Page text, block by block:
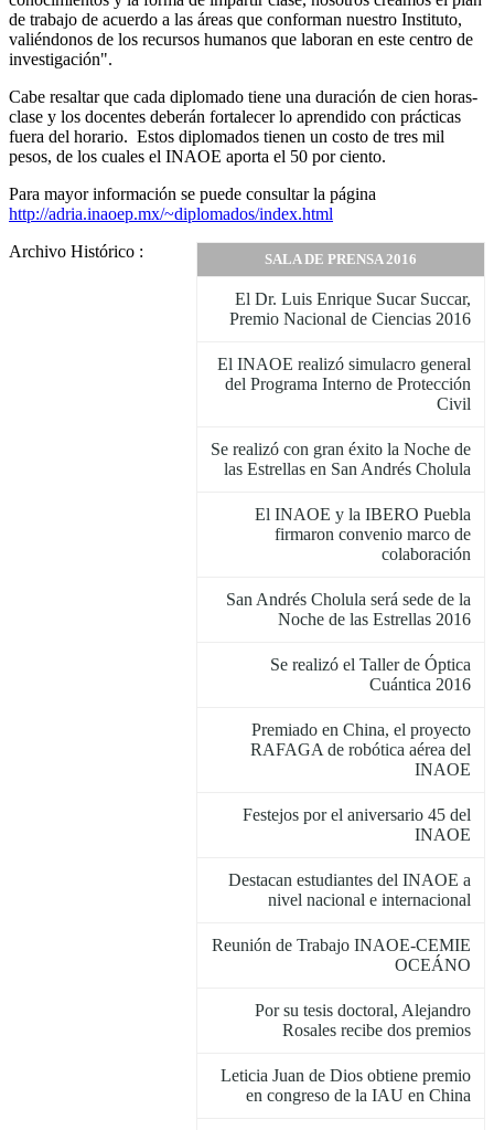
de trabajo de acuerdo a las áreas que conforman nuestro Instituto,
valiéndonos de los recursos humanos que laboran en este centro de
investigación".
Cabe resaltar que cada diplomado tiene una duración de cien horas-
clase y los docentes deberán fortalecer lo aprendido con prácticas
fuera del horario. Estos diplomados tienen un costo de tres mil
pesos, de los cuales el INAOE aporta el 50 por ciento.
Para mayor información se puede consultar la página
http://adria.inaoep.mx/~diplomados/index.html
SALA DE PRENSA 2016
El Dr. Luis Enrique Sucar Succar,
Premio Nacional de Ciencias 2016
El INAOE realizó simulacro general
del Programa Interno de Protección
Civil
Se realizó con gran éxito la Noche de
las Estrellas en San Andrés Cholula
El INAOE y la IBERO Puebla
firmaron convenio marco de
colaboración
San Andrés Cholula será sede de la
Noche de las Estrellas 2016
Se realizó el Taller de Óptica
Cuántica 2016
Premiado en China, el proyecto
RAFAGA de robótica aérea del
INAOE
Festejos por el aniversario 45 del
INAOE
Destacan estudiantes del INAOE a
nivel nacional e internacional
Reunión de Trabajo INAOE-CEMIE
OCEÁNO
Por su tesis doctoral, Alejandro
Rosales recibe dos premios
Leticia Juan de Dios obtiene premio
en congreso de la IAU en China
Archivo Histórico :